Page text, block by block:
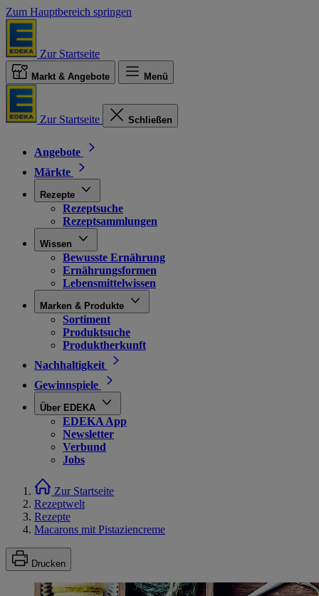
Zum Hauptbereich springen
Zur Startseite
Markt & Angebote Menü
Zur Startseite Schließen
Angebote
Märkte
Rezepte
Rezeptsuche
Rezeptsammlungen
Wissen
Bewusste Ernährung
Ernährungsformen
Lebensmittelwissen
Marken & Produkte
Sortiment
Produktsuche
Produktherkunft
Nachhaltigkeit
Gewinnspiele
Über EDEKA
EDEKA App
Newsletter
Verbund
Jobs
Zur Startseite
Rezeptwelt
Rezepte
Macarons mit Pistaziencreme
Drucken